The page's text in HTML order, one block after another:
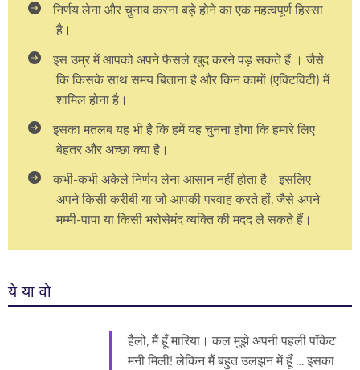
निर्णय लेना और चुनाव करना बड़े होने का एक महत्वपूर्ण हिस्सा
है।
इस उम्र में आपको अपने फैसले खुद करने पड़ सकते हैं । जैसे
कि किसके साथ समय बिताना है और किन कामों (एक्टिविटी) में
शामिल होना है।
इसका मतलब यह भी है कि हमें यह चुनना होगा कि हमारे लिए
बेहतर और अच्छा क्या है।
कभी-कभी अकेले निर्णय लेना आसान नहीं होता है। इसलिए
अपने किसी करीबी या जो आपकी परवाह करते हों, जैसे अपने
मम्मी-पापा या किसी भरोसेमंद व्यक्ति की मदद ले सकते हैं।
ये या वो
हैलो, मैं हूँ मारिया। कल मुझे अपनी पहली पॉकेट
मनी मिली! लेकिन मैं बहुत उलझन में हूँ … इसका